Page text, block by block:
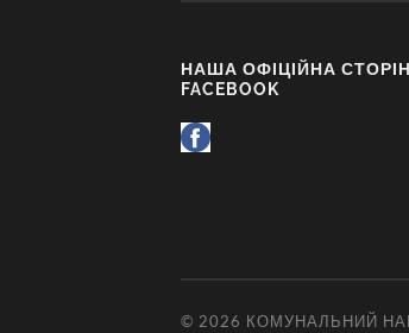
НАША ОФІЦІЙНА
FACEBOOK
© 2026 КОМУНАЛЬНИЙ